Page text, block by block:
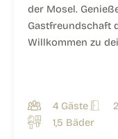
der Mosel.
Gastfreundschaft
Willkommen zu
4 Gäste
1,5 Bäder